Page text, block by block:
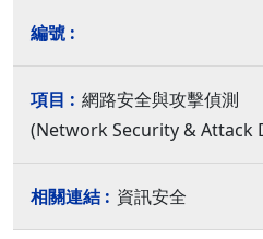
網路安全與攻擊偵測
(Network Security & Attack
資訊安全